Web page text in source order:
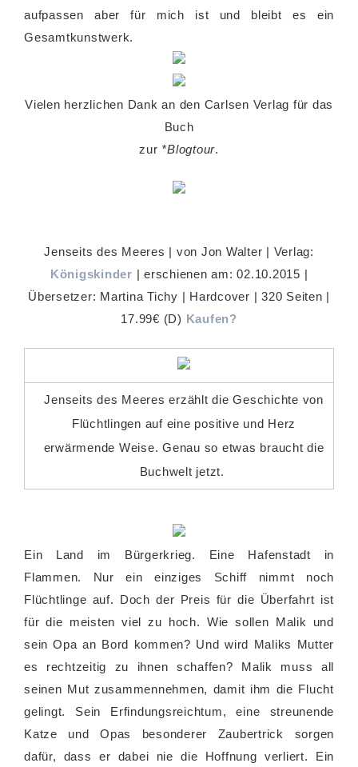
aufpassen aber für mich ist und bleibt es ein
Gesamtkunstwerk.
Vielen herzlichen Dank an den Carlsen Verlag für das
Buch
zur *Blogtour.
Jenseits des Meeres | von Jon Walter | Verlag:
Königskinder | erschienen am: 02.10.2015 |
Übersetzer: Martina Tichy | Hardcover | 320 Seiten |
17.99€ (D) Kaufen?
Jenseits des Meeres erzählt die Geschichte von
Flüchtlingen auf eine positive und Herz
erwärmende Weise. Genau so etwas braucht die
Buchwelt jetzt.
Ein Land im Bürgerkrieg. Eine Hafenstadt in
Flammen. Nur ein einziges Schiff nimmt noch
Flüchtlinge auf. Doch der Preis für die Überfahrt ist
für die meisten viel zu hoch. Wie sollen Malik und
sein Opa an Bord kommen? Und wird Maliks Mutter
es rechtzeitig zu ihnen schaffen? Malik muss all
seinen Mut zusammennehmen, damit ihm die Flucht
gelingt. Sein Erfindungsreichtum, eine streunende
Katze und Opas besonderer Zaubertrick sorgen
dafür, dass er dabei nie die Hoffnung verliert. Ein